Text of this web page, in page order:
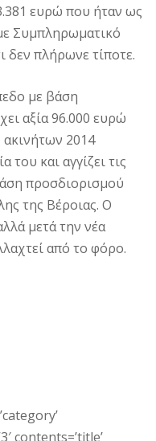
ευρώ που ήταν ως
Συμπληρωματικό
πλήρωνε τίποτε.
με βάση
αξία 96.000 ευρώ
ακινήτων 2014
του και αγγίζει τις
προσδιορισμού
της Βέροιας. Ο
μετά την νέα
από το φόρο.
contents=’title’